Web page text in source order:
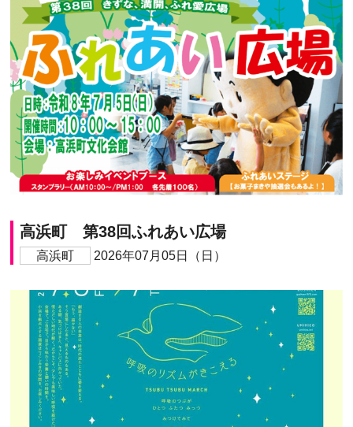
高浜町 第38回ふれあい広場
高浜町 2026年07月05日（日）